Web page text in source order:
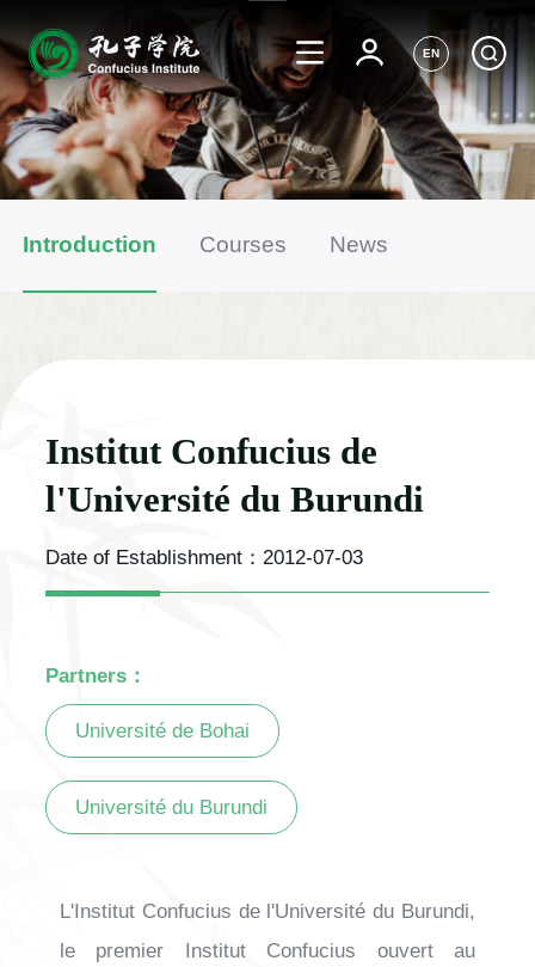
EN
Introduction Courses News
Institut Confucius de
l'Université du Burundi
Date of Establishment： 2012-07-03
Partners：
Université de Bohai
Université du Burundi
L'Institut Confucius de l'Université du Burundi,
le premier Institut Confucius ouvert au